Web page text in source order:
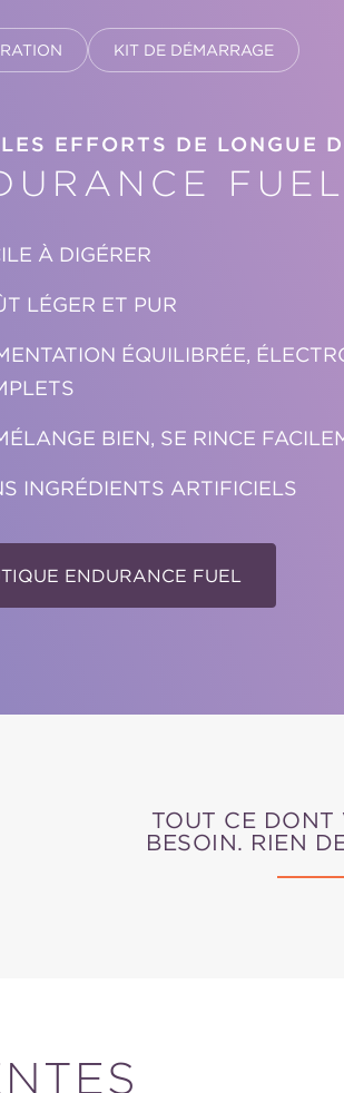
KIT DE DÉMARRAGE
EFFORTS DE LONGUE
FUEL
À DIGÉRER
LÉGER ET PUR
ÉQUILIBRÉE,
BIEN, SE RINCE
INGRÉDIENTS ARTIFICIELS
ENDURANCE FUEL
TOUT CE DONT
BESOIN. RIEN